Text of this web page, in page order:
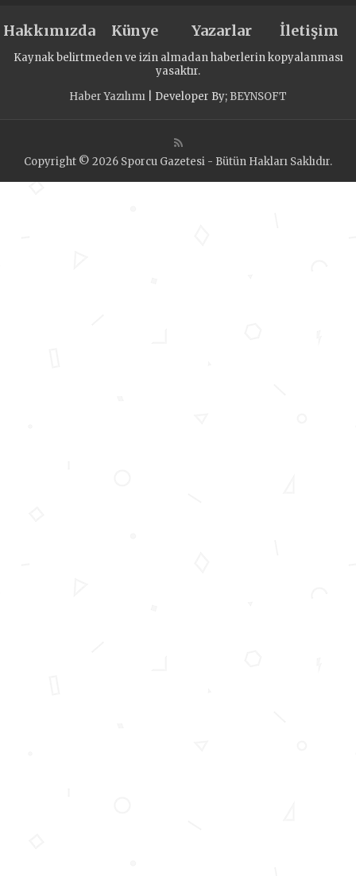
Hakkımızda Künye Yazarlar İletişim
Kaynak belirtmeden ve izin almadan haberlerin kopyalanması
yasaktır.
Haber Yazılımı | Developer By; BEYNSOFT
Copyright © 2026 Sporcu Gazetesi - Bütün Hakları Saklıdır.